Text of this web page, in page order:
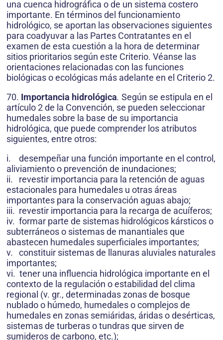
una cuenca hidrográfica o de un sistema costero
importante. En términos del funcionamiento
hidrológico, se aportan las observaciones siguientes
para coadyuvar a las Partes Contratantes en el
examen de esta cuestión a la hora de determinar
sitios prioritarios según este Criterio. Véanse las
orientaciones relacionadas con las funciones
biológicas o ecológicas más adelante en el Criterio 2.
70. Importancia hidrológica. Según se estipula en el
artículo 2 de la Convención, se pueden seleccionar
humedales sobre la base de su importancia
hidrológica, que puede comprender los atributos
siguientes, entre otros:
i. desempeñar una función importante en el control,
aliviamiento o prevención de inundaciones;
ii. revestir importancia para la retención de aguas
estacionales para humedales u otras áreas
importantes para la conservación aguas abajo;
iii. revestir importancia para la recarga de acuíferos;
iv. formar parte de sistemas hidrológicos kársticos o
subterráneos o sistemas de manantiales que
abastecen humedales superficiales importantes;
v. constituir sistemas de llanuras aluviales naturales
importantes;
vi. tener una influencia hidrológica importante en el
contexto de la regulación o estabilidad del clima
regional (v. gr., determinadas zonas de bosque
nublado o húmedo, humedales o complejos de
humedales en zonas semiáridas, áridas o desérticas,
sistemas de turberas o tundras que sirven de
sumideros de carbono, etc.);